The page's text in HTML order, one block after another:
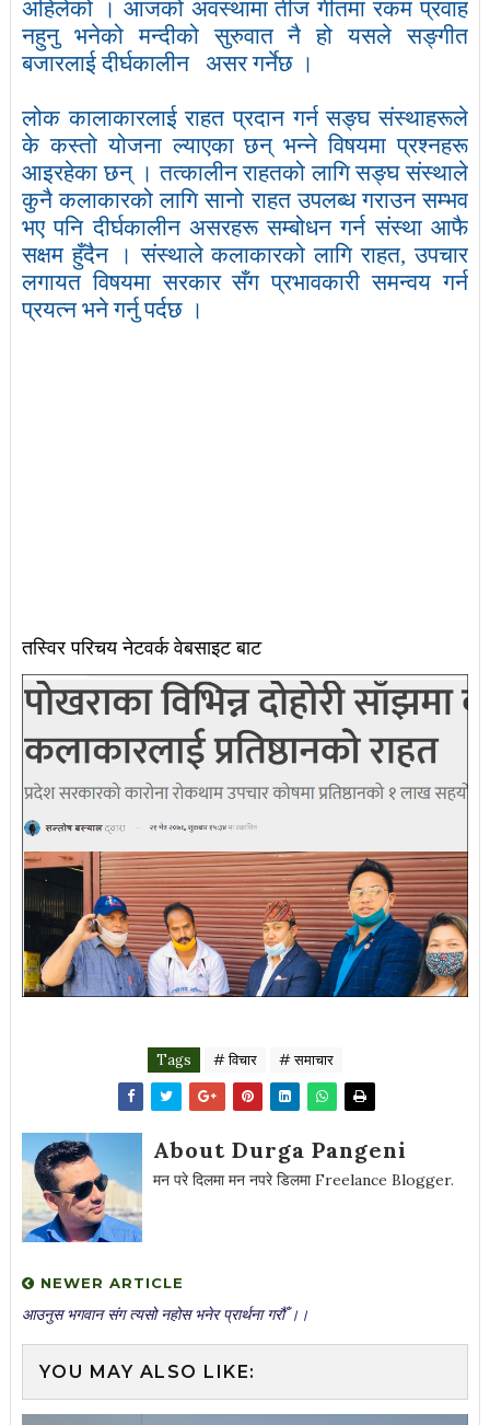
अहिलेको । आजको अवस्थामा तीज गीतमा रकम प्रवाह
नहुनु भनेको मन्दीको सुरुवात नै हो यसले सङ्गीत
बजारलाई दीर्घकालीन
असर गर्नेछ ।
लोक कालाकारलाई राहत प्रदान गर्न सङ्घ संस्थाहरूले
के कस्तो योजना ल्याएका छन् भन्ने विषयमा प्रश्नहरू
आइरहेका छन् । तत्कालीन राहतको लागि सङ्घ संस्थाले
कुनै कलाकारको लागि सानो राहत उपलब्ध गराउन सम्भव
भए पनि दीर्घकालीन असरहरू सम्बोधन गर्न संस्था आफै
सक्षम हुँदैन । संस्थाले कलाकारको लागि राहत,उपचार
लगायत विषयमा सरकार सँग प्रभावकारी समन्वय गर्न
प्रयत्न भने गर्नु पर्दछ ।
तस्विर परिचय नेटवर्क वेबसाइट बाट
Tags # विचार # समाचार
About Durga Pangeni
मन परे दिलमा मन नपरे डिलमा Freelance Blogger.
NEWER ARTICLE
आउनुस भगवान संग त्यसो नहोस भनेर प्रार्थना गरौँ ।।
YOU MAY ALSO LIKE: